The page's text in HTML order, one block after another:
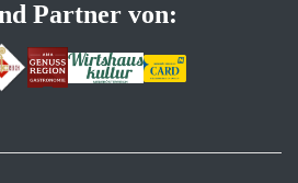
Partner von: